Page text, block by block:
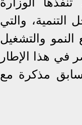
التنمية، والتي
والتشغيل
في هذا الإطار
سابق مذكرة مع